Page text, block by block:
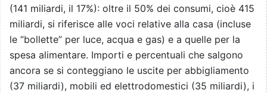
(141 miliardi, il 17%): oltre il 50% dei consumi, cioè 415
miliardi, si riferisce alle voci relative alla casa (incluse
le “bollette” per luce, acqua e gas) e a quelle per la
spesa alimentare. Importi e percentuali che salgono
ancora se si conteggiano le uscite per abbigliamento
(37 miliardi), mobili ed elettrodomestici (35 miliardi), i